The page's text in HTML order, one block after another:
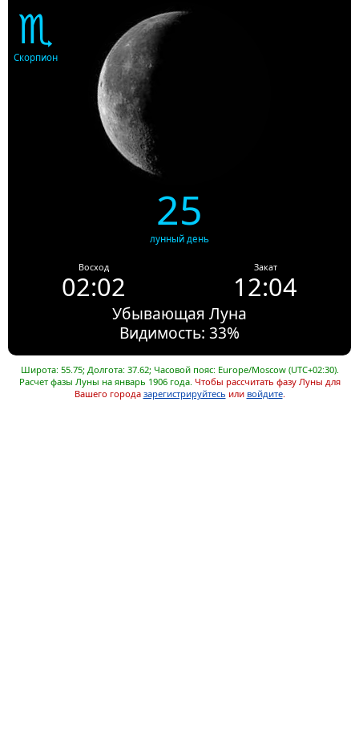
♏
Скорпион
25
лунный день
Восход
02:02
Закат
12:04
Убывающая Луна
Видимость: 33%
Широта: 55.75; Долгота: 37.62; Часовой пояс: Europe/Moscow (UTC+02:30).
Расчет фазы Луны на январь 1906 года. Чтобы рассчитать фазу Луны для
Вашего города зарегистрируйтесь или войдите.